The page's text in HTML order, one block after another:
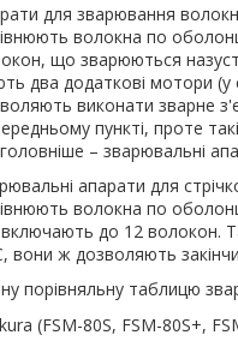
для зварювання
волокна по
що зварюються
два додаткові мотори (у
виконати зварне
пункті, проте
– зварювальні
апарати для
волокна по
до 12 волокон.
вони ж дозволяють
порівняльну таблицю
(FSM-80S, FSM-80S+,